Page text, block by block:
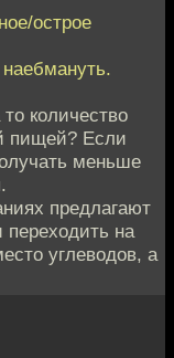
острое
количество
пищей? Если
меньше
предлагают
переходить на
углеводов, а